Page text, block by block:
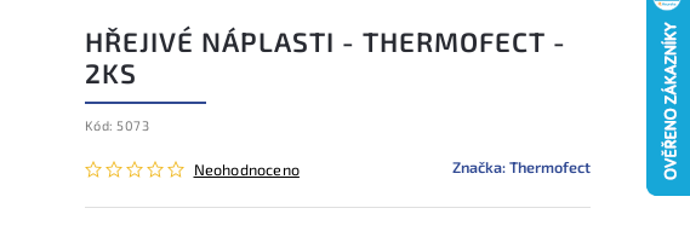
HŘEJIVÉ NÁPLASTI - THERMOFECT -
2KS
Kód: 5073
Neohodnoceno Značka:Thermofect